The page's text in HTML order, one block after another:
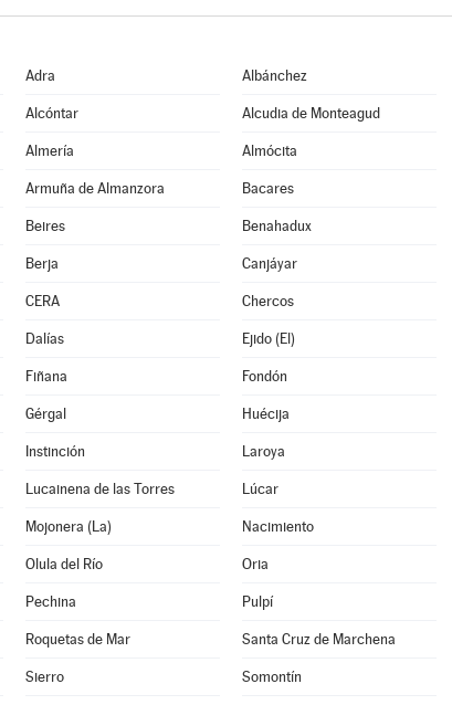
Adra Albánchez
Alcóntar Alcudia de Monteagud
Almería Almócita
Armuña de Almanzora Bacares
Beires Benahadux
Berja Canjáyar
CERA Chercos
Dalías Ejido (El)
Fiñana Fondón
Gérgal Huécija
Instinción Laroya
Lucainena de las Torres Lúcar
Mojonera (La) Nacimiento
Olula del Río Oria
Pechina Pulpí
Roquetas de Mar Santa Cruz de Marchena
Sierro Somontín